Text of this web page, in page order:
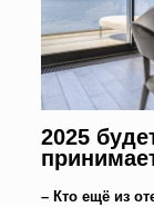
2025
– Кто ещё из